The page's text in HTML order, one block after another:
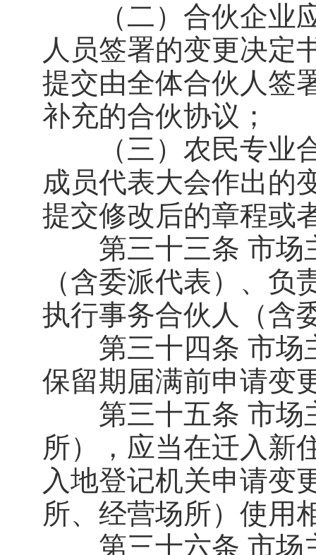
（二）合伙企业应
人员签署的变更决定
提交由全体合伙人签
补充的合伙协议；
（三）农民专业合
成员代表大会作出的
提交修改后的章程或
第三十三条 市场
（含委派代表）、
执行事务合伙人（含
第三十四条 市场
保留期届满前申请变
第三十五条 市场
所），应当在迁入新
入地登记机关申请变
所、经营场所）使用
第三十六条 市场